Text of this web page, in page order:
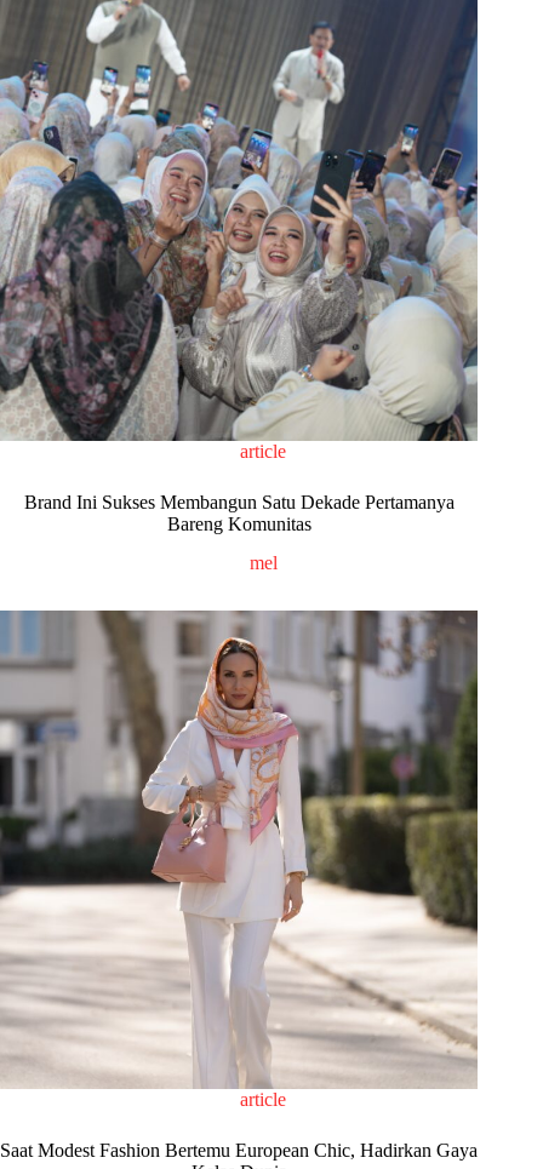
article
Brand Ini Sukses Membangun Satu Dekade Pertamanya
Bareng Komunitas
mel
article
Saat Modest Fashion Bertemu European Chic, Hadirkan Gaya